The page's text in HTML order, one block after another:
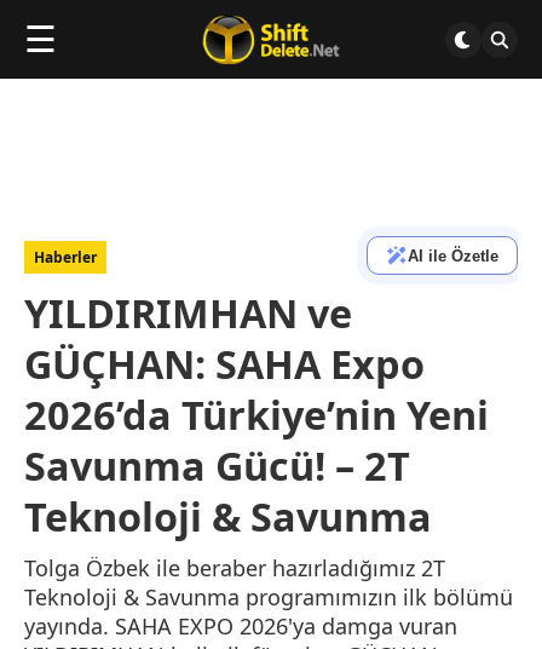
☰
Haberler AI ile Özetle
YILDIRIMHAN ve
GÜÇHAN: SAHA Expo
2026’da Türkiye’nin Yeni
Savunma Gücü! – 2T
Teknoloji & Savunma
Tolga Özbek ile beraber hazırladığımız 2T
Teknoloji & Savunma programımızın ilk bölümü
yayında. SAHA EXPO 2026'ya damga vuran